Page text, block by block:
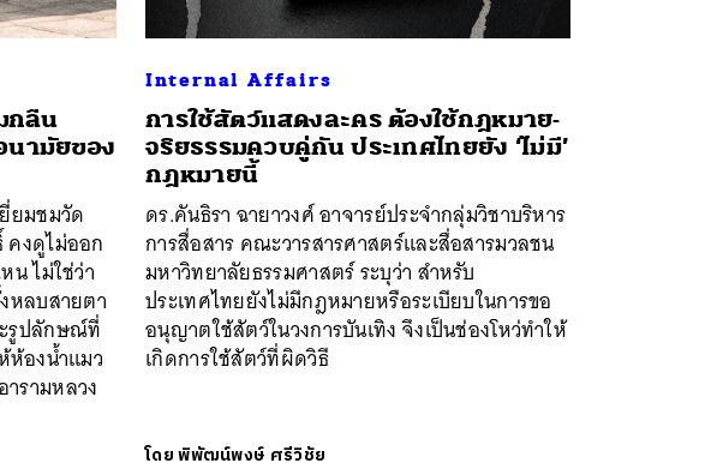
กลืน
นามัยของ
ยมชมวัด
คงดูไม่ออก
น ไม่ใช่ว่า
หลบสายตา
รูปลักษณ์ที่
องน้ำแมว
รามหลวง
Internal Affairs
การใช้สัตว์แสดงละคร ต้องใช้กฎหมาย-
จริยธรรมควบคู่กัน ประเทศไทยยัง ‘ไม่มี’
กฎหมายนี้
ดร.คันธิรา ฉายาวงศ์ อาจารย์ประจำกลุ่มวิชาบริหาร
การสื่อสาร คณะวารสารศาสตร์และสื่อสารมวลชน
มหาวิทยาลัยธรรมศาสตร์ ระบุว่า สำหรับ
ประเทศไทยยังไม่มีกฎหมายหรือระเบียบในการขอ
อนุญาตใช้สัตว์ในวงการบันเทิง จึงเป็นช่องโหว่ทำให้
เกิดการใช้สัตว์ที่ผิดวิธี
โดยพิพัฒน์พงษ์ ศรีวิชัย